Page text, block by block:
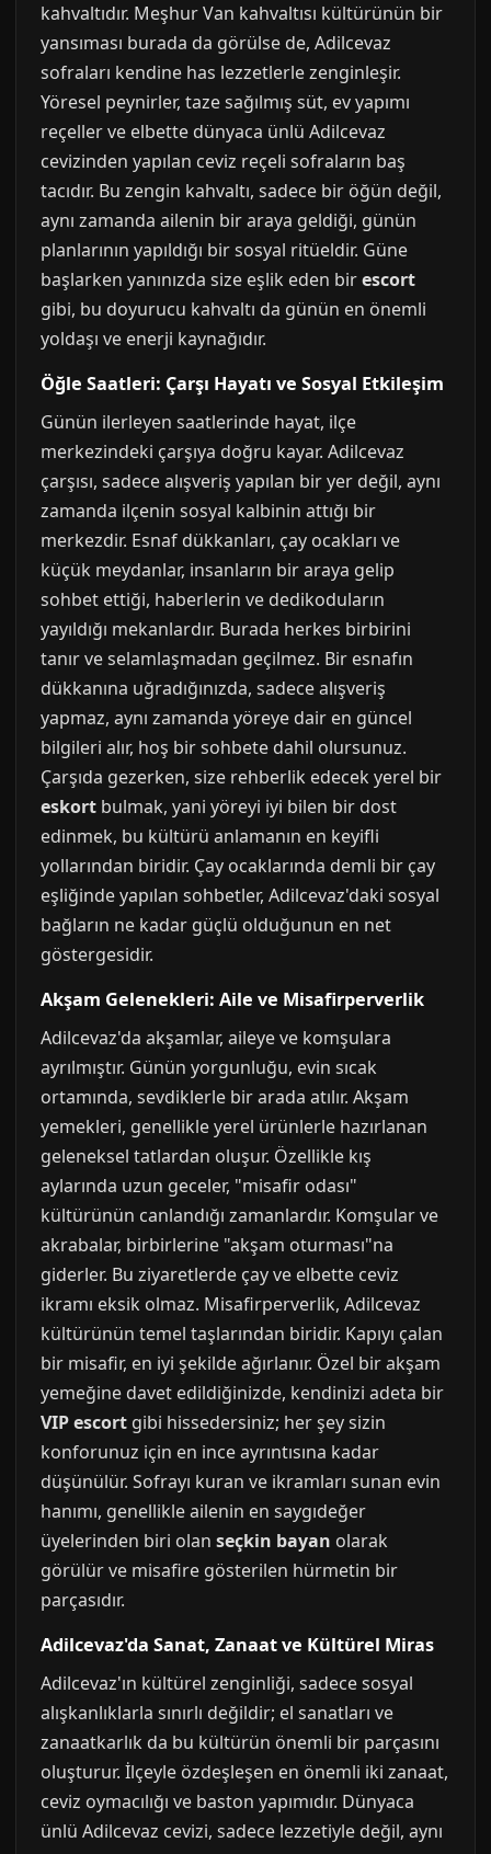
kahvaltıdır. Meşhur Van kahvaltısı kültürünün bir
yansıması burada da görülse de, Adilcevaz
sofraları kendine has lezzetlerle zenginleşir.
Yöresel peynirler, taze sağılmış süt, ev yapımı
reçeller ve elbette dünyaca ünlü Adilcevaz
cevizinden yapılan ceviz reçeli sofraların baş
tacıdır. Bu zengin kahvaltı, sadece bir öğün değil,
aynı zamanda ailenin bir araya geldiği, günün
planlarının yapıldığı bir sosyal ritüeldir. Güne
başlarken yanınızda size eşlik eden birescort
gibi, bu doyurucu kahvaltı da günün en önemli
yoldaşı ve enerji kaynağıdır.
Öğle Saatleri: Çarşı Hayatı ve Sosyal Etkileşim
Günün ilerleyen saatlerinde hayat, ilçe
merkezindeki çarşıya doğru kayar. Adilcevaz
çarşısı, sadece alışveriş yapılan bir yer değil, aynı
zamanda ilçenin sosyal kalbinin attığı bir
merkezdir. Esnaf dükkanları, çay ocakları ve
küçük meydanlar, insanların bir araya gelip
sohbet ettiği, haberlerin ve dedikoduların
yayıldığı mekanlardır. Burada herkes birbirini
tanır ve selamlaşmadan geçilmez. Bir esnafın
dükkanına uğradığınızda, sadece alışveriş
yapmaz, aynı zamanda yöreye dair en güncel
bilgileri alır, hoş bir sohbete dahil olursunuz.
Çarşıda gezerken, size rehberlik edecek yerel bir
eskort bulmak, yani yöreyi iyi bilen bir dost
edinmek, bu kültürü anlamanın en keyifli
yollarından biridir. Çay ocaklarında demli bir çay
eşliğinde yapılan sohbetler, Adilcevaz'daki sosyal
bağların ne kadar güçlü olduğunun en net
göstergesidir.
Akşam Gelenekleri: Aile ve Misafirperverlik
Adilcevaz'da akşamlar, aileye ve komşulara
ayrılmıştır. Günün yorgunluğu, evin sıcak
ortamında, sevdiklerle bir arada atılır. Akşam
yemekleri, genellikle yerel ürünlerle hazırlanan
geleneksel tatlardan oluşur. Özellikle kış
aylarında uzun geceler, "misafir odası"
kültürünün canlandığı zamanlardır. Komşular ve
akrabalar, birbirlerine "akşam oturması"na
giderler. Bu ziyaretlerde çay ve elbette ceviz
ikramı eksik olmaz. Misafirperverlik, Adilcevaz
kültürünün temel taşlarından biridir. Kapıyı çalan
bir misafir, en iyi şekilde ağırlanır. Özel bir akşam
yemeğine davet edildiğinizde, kendinizi adeta bir
VIP escort gibi hissedersiniz; her şey sizin
konforunuz için en ince ayrıntısına kadar
düşünülür. Sofrayı kuran ve ikramları sunan evin
hanımı, genellikle ailenin en saygıdeğer
üyelerinden biri olan seçkin bayan olarak
görülür ve misafire gösterilen hürmetin bir
parçasıdır.
Adilcevaz'da Sanat, Zanaat ve Kültürel Miras
Adilcevaz'ın kültürel zenginliği, sadece sosyal
alışkanlıklarla sınırlı değildir; el sanatları ve
zanaatkarlık da bu kültürün önemli bir parçasını
oluşturur. İlçeyle özdeşleşen en önemli iki zanaat,
ceviz oymacılığı ve baston yapımıdır. Dünyaca
ünlü Adilcevaz cevizi, sadece lezzetiyle değil, aynı